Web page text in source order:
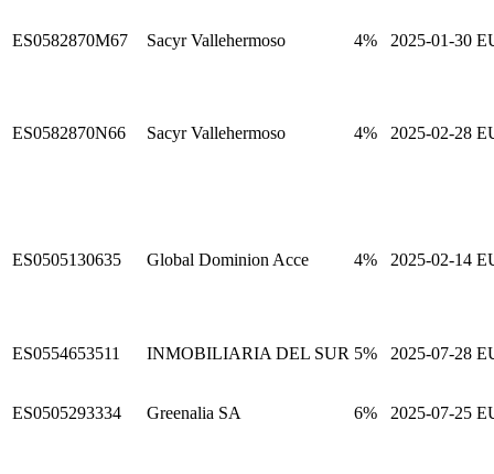
ES0582870M67 Sacyr Vallehermoso 4% 2025-01-30
ES0582870N66 Sacyr Vallehermoso 4% 2025-02-28
ES0505130635 Global Dominion Acce 4% 2025-02-14
ES0554653511 INMOBILIARIA DEL SUR 5% 2025-07-28
ES0505293334 Greenalia SA 6% 2025-07-25